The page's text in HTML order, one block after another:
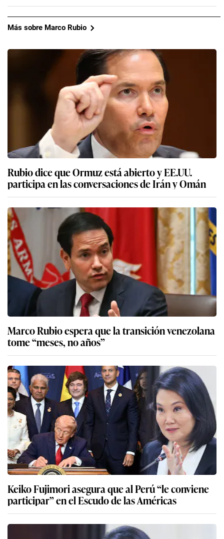
Más sobre Marco Rubio
Rubio dice que Ormuz está abierto y EE.UU.
participa en las conversaciones de Irán y Omán
Marco Rubio espera que la transición venezolana
tome “meses, no años”
Keiko Fujimori asegura que al Perú “le conviene
participar” en el Escudo de las Américas